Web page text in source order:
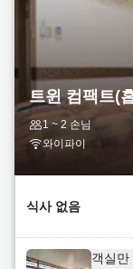
더 읽
총액
조식
(세금 포함)
끼 식
(세금 포함)
1박 숙
(세금 포함)
트윈 컴팩트(
1 ~ 2 손님
와이파이
식사 없음
객실만